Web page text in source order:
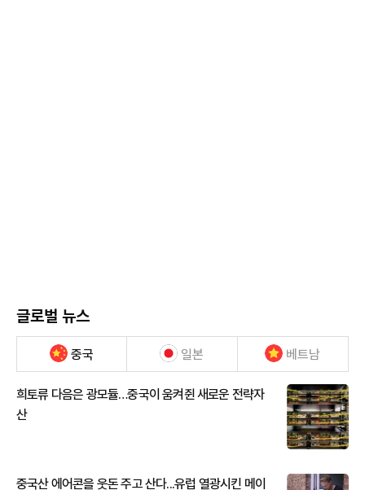
글로벌 뉴스
중국 일본 베트남
희토류 다음은 광모듈…중국이 움켜쥔 새로운 전략자
산
중국산 에어콘을 웃돈 주고 산다...유럽 열광시킨 메이